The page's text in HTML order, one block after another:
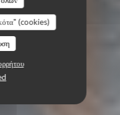
(cookies)